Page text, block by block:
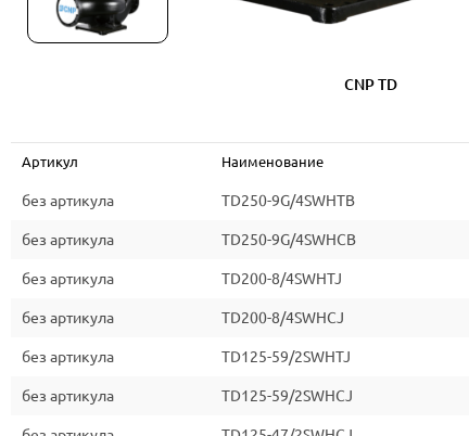
CNP TD
Артикул Наименование
без артикула TD250-9G/4SWHTB
без артикула TD250-9G/4SWHCB
без артикула TD200-8/4SWHTJ
без артикула TD200-8/4SWHCJ
без артикула TD125-59/2SWHTJ
без артикула TD125-59/2SWHCJ